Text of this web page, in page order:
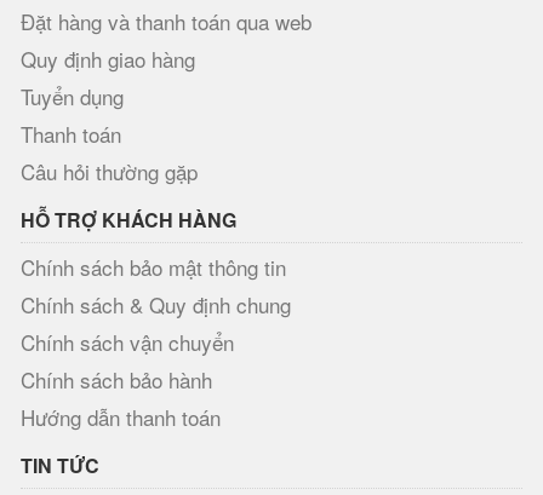
Đặt hàng và thanh toán qua web
Quy định giao hàng
Tuyển dụng
Thanh toán
Câu hỏi thường gặp
HỖ TRỢ KHÁCH HÀNG
Chính sách bảo mật thông tin
Chính sách & Quy định chung
Chính sách vận chuyển
Chính sách bảo hành
Hướng dẫn thanh toán
TIN TỨC